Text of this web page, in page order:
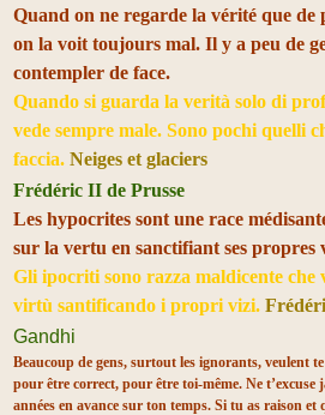
Quand on ne regarde la vérité que
on la voit toujours mal. Il y a peu de
contempler de face.
Quando si guarda la verità solo di
vede sempre male. Sono pochi quelli
faccia. Neiges et glaciers
Frédéric II de Prusse
Les hypocrites sont une race
sur la vertu en sanctifiant ses propres
Gli ipocriti sono razza maldicente che
virtù santificando i propri vizi.
Gandhi
Beaucoup de gens, surtout les ignorants, veulent
pour être correct, pour être toi-même. Ne t’excuse
années en avance sur ton temps. Si tu as raison et